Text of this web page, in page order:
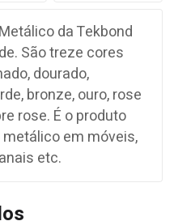
da Tekbond
São treze cores
dourado,
bronze, ouro, rose
rose. É o produto
em móveis,
etc.